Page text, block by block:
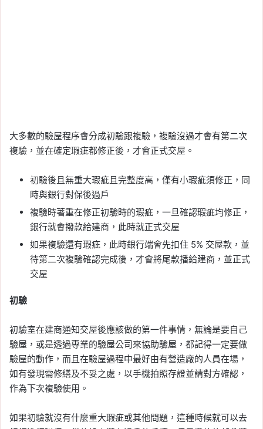
大多數的驗屋程序會分成初驗跟複驗，複驗沒過才會有第二次
複驗，並在確定瑕疵都修正後，才會正式交屋。
初驗後且無重大瑕疵且完整度高，僅有小瑕疵須修正，同
時與銀行對保後過戶
複驗時著重在修正初驗時的瑕疵，一旦確認瑕疵均修正，
銀行就會撥款給建商，此時就正式交屋
如果複驗還有瑕疵，此時銀行端會先扣住 5% 交屋款，並
待第二次複驗確認完成後，才會將尾款播給建商，並正式
交屋
初驗
初驗室在建商通知交屋後應該做的第一件事情，無論是要自己
驗屋，或是透過專業的驗屋公司來協助驗屋，都記得一定要做
驗屋的動作，而且在驗屋過程中最好由有營造廠的人員在場，
如有發現需修繕及不妥之處，以手機拍照存證並請對方確認，
作為下次複驗使用。
如果初驗就沒有什麼重大瑕疵或其他問題，這種時候就可以去